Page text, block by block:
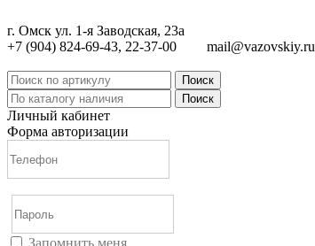
г. Омск ул. 1-я Заводская, 23а
+7 (904) 824-69-43, 22-37-00
mail@vazovskiy.ru
Поиск
Поиск
Личный кабинет
Форма авторизации
Запомнить меня